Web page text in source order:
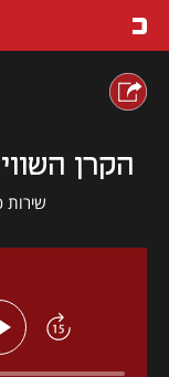
הקרן
שירות